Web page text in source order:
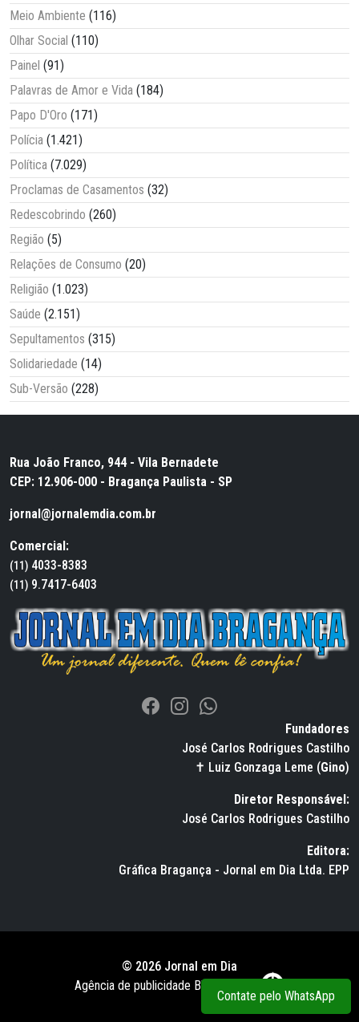
Meio Ambiente (116)
Olhar Social (110)
Painel (91)
Palavras de Amor e Vida (184)
Papo D'Oro (171)
Polícia (1.421)
Política (7.029)
Proclamas de Casamentos (32)
Redescobrindo (260)
Região (5)
Relações de Consumo (20)
Religião (1.023)
Saúde (2.151)
Sepultamentos (315)
Solidariedade (14)
Sub-Versão (228)
Rua João Franco, 944 - Vila Bernadete
CEP: 12.906-000 - Bragança Paulista - SP
jornal@jornalemdia.com.br
Comercial:
(11) 4033-8383
(11) 9.7417-6403
Fundadores
José Carlos Rodrigues Castilho
✝ Luiz Gonzaga Leme (Gino)
Diretor Responsável:
José Carlos Rodrigues Castilho
Editora:
Gráfica Bragança - Jornal em Dia Ltda. EPP
© 2026 Jornal em Dia
Agência de publicidade BWS RUSSO
Contate pelo WhatsApp